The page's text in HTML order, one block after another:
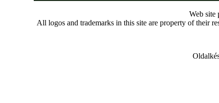
Web site
All logos and trademarks in this site are property of their